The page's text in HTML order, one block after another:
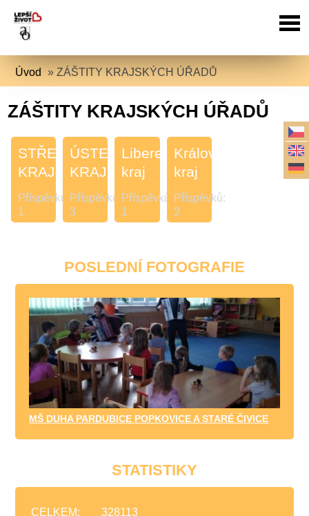
Úvod »ZÁŠTITY KRAJSKÝCH ÚŘADŮ
ZÁŠTITY KRAJSKÝCH ÚŘADŮ
STŘEDOČESKÝ
KRAJ
Příspěvků:
1
ÚSTECKÝ
KRAJ
Příspěvků:
3
Liberecký
kraj
Příspěvků:
1
Královehradecký
kraj
Příspěvků:
2
POSLEDNÍ FOTOGRAFIE
MŠ DUHA PARDUBICE POPKOVICE A STARÉ ČIVICE
STATISTIKY
CELKEM:
328113